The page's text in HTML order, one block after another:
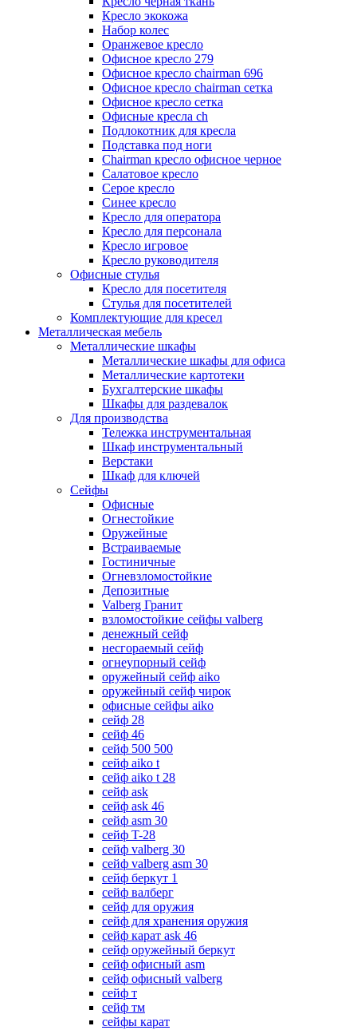
Кресло экокожа
Набор колес
Оранжевое кресло
Офисное кресло 279
Офисное кресло chairman 696
Офисное кресло chairman сетка
Офисное кресло сетка
Офисные кресла ch
Подлокотник для кресла
Подставка под ноги
Сhairman кресло офисное черное
Салатовое кресло
Серое кресло
Синее кресло
Кресло для оператора
Кресло для персонала
Кресло игровое
Кресло руководителя
Офисные стулья
Кресло для посетителя
Стулья для посетителей
Комплектующие для кресел
Металлическая мебель
Металлические шкафы
Металлические шкафы для офиса
Металлические картотеки
Бухгалтерские шкафы
Шкафы для раздевалок
Для производства
Тележка инструментальная
Шкаф инструментальный
Верстаки
Шкаф для ключей
Сейфы
Офисные
Огнестойкие
Оружейные
Встраиваемые
Гостиничные
Огневзломостойкие
Депозитные
Valberg Гранит
взломостойкие сейфы valberg
денежный сейф
несгораемый сейф
огнеупорный сейф
оружейный сейф aiko
оружейный сейф чирок
офисные сейфы aiko
сейф 28
сейф 46
сейф 500 500
сейф aiko t
сейф aiko t 28
сейф ask
сейф ask 46
сейф asm 30
сейф T-28
сейф valberg 30
сейф valberg asm 30
сейф беркут 1
сейф валберг
сейф для оружия
сейф для хранения оружия
сейф карат ask 46
сейф оружейный беркут
сейф офисный asm
сейф офисный valberg
сейф т
сейф тм
сейфы карат